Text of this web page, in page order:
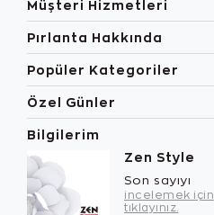
Müşteri Hizmetleri
Pırlanta Hakkında
Popüler Kategoriler
Özel Günler
Bilgilerim
Zen Style
Son sayıyı
incelemek için
tıklayınız.